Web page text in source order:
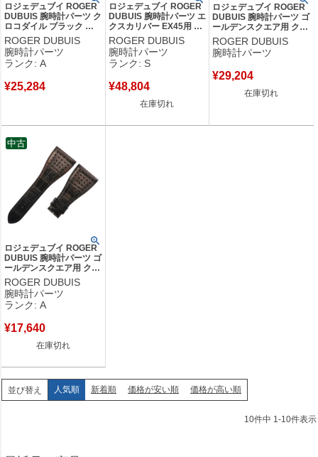
ロジェデュブイ ROGER
DUBUIS 腕時計パーツ ク
ロコダイル ブラック 純
正 クロコ ベルト ストラ
ップ バンド 17mm 黒
【中古】中古美品
ROGER DUBUIS
腕時計パーツ
ランク: A
¥25,284
ロジェデュブイ ROGER
DUBUIS 腕時計パーツ エ
クスカリバー EX45用 ラ
バー バンド ラバー ネイ
ビー 未使用 純正 替え ベ
ルト バネ棒 27mm ネイ
ビー 紺 【中古】未使用
ROGER DUBUIS
腕時計パーツ
ランク: S
¥48,804
在庫切れ
ロジェデュブイ ROGER
DUBUIS 腕時計パーツ ゴ
ールデンスクエア用 クロ
コバンド クロコダイル ホ
ワイト 純正 替え ベルト
ストラップ 30mm 白
ROGER DUBUIS
腕時計パーツ
¥29,204
在庫切れ
ロジェデュブイ ROGER
DUBUIS 腕時計パーツ ゴ
ールデンスクエア用 クロ
コダイル ブラック 純正
クロコ ベルト ストラッ
プ バンド 32mm 黒 【中
古】中古美品
ROGER DUBUIS
腕時計パーツ
ランク: A
¥17,640
在庫切れ
中古
並び替え 人気順 新着順 価格が安い順 価格が高い順
10件中 1-10件表示